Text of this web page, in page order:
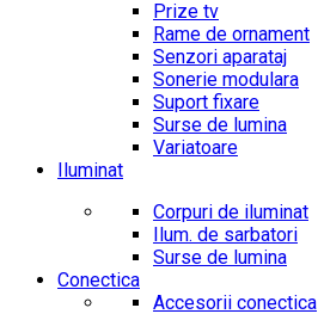
Prize tv
Rame de ornament
Senzori aparataj
Sonerie modulara
Suport fixare
Surse de lumina
Variatoare
Iluminat
Corpuri de iluminat
Ilum. de sarbatori
Surse de lumina
Conectica
Accesorii conectica